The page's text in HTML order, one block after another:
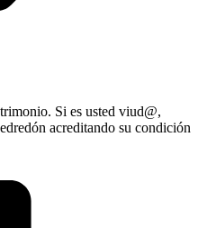
Si es usted viud@,
acreditando su condición